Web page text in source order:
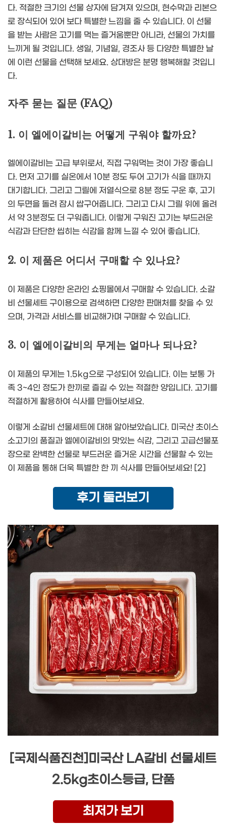
다. 적절한 크기의 선물 상자에 담겨져 있으며, 현수막과 리본으
로 장식되어 있어 보다 특별한 느낌을 줄 수 있습니다. 이 선물
을 받는 사람은 고기를 먹는 즐거움뿐만 아니라, 선물의 가치를
느끼게 될 것입니다. 생일, 기념일, 경조사 등 다양한 특별한 날
에 이런 선물을 선택해 보세요. 상대방은 분명 행복해할 것입니
다.
자주 묻는 질문 (FAQ)
1. 이 엘에이갈비는 어떻게 구워야 할까요?
엘에이갈비는 고급 부위로서, 직접 구워먹는 것이 가장 좋습니
다. 먼저 고기를 실온에서 10분 정도 두어 고기가 식을 때까지
대기합니다. 그리고 그릴에 저열식으로 8분 정도 구운 후, 고기
의 두면을 돌려 잠시 쌉구어줍니다. 그리고 다시 그릴 위에 올려
서 약 3분정도 더 구워줍니다. 이렇게 구워진 고기는 부드러운
식감과 단단한 씹히는 식감을 함께 느낄 수 있어 좋습니다.
2. 이 제품은 어디서 구매할 수 있나요?
이 제품은 다양한 온라인 쇼핑몰에서 구매할 수 있습니다. 소갈
비 선물세트 구이용으로 검색하면 다양한 판매처를 찾을 수 있
으며, 가격과 서비스를 비교해가며 구매할 수 있습니다.
3. 이 엘에이갈비의 무게는 얼마나 되나요?
이 제품의 무게는 1.5kg으로 구성되어 있습니다. 이는 보통 가
족 3~4인 정도가 한끼로 즐길 수 있는 적절한 양입니다. 고기를
적절하게 활용하여 식사를 만들어보세요.
이렇게 소갈비 선물세트에 대해 알아보았습니다. 미국산 초이스
소고기의 품질과 엘에이갈비의 맛있는 식감, 그리고 고급선물포
장으로 완벽한 선물로 부드러운 즐거운 시간을 선물할 수 있는
이 제품을 통해 더욱 특별한 한 끼 식사를 만들어보세요! [2]
후기 둘러보기
[국제식품진천]미국산 LA갈비 선물세트
2.5kg초이스등급, 단품
최저가 보기